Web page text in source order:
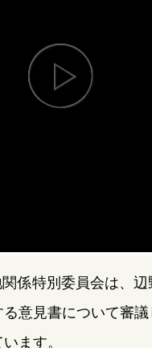
係特別委員会は、
意見書について審
ます。